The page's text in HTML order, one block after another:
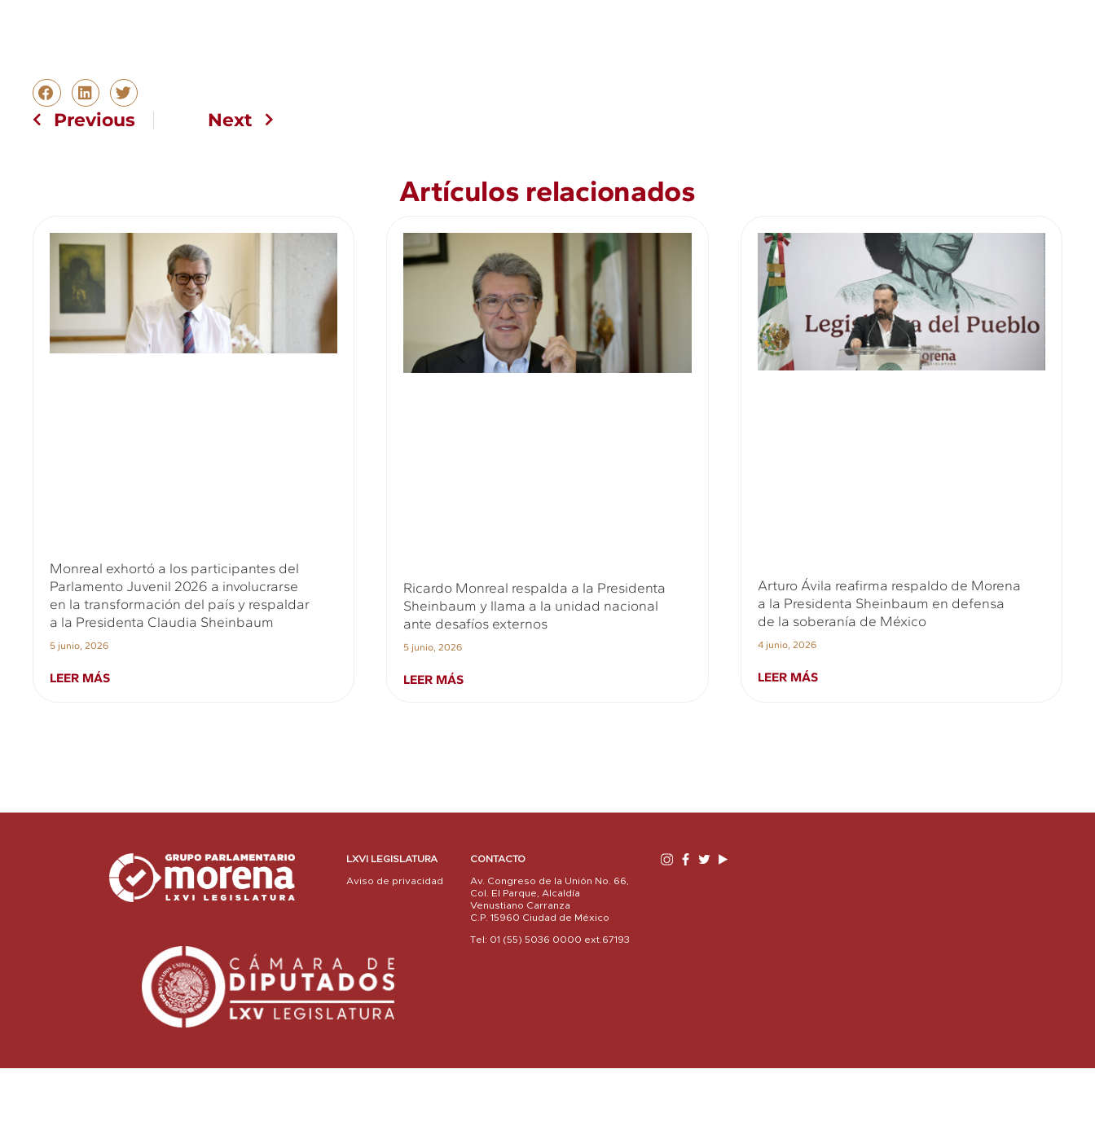
Previous Next
Artículos relacionados
Monreal exhortó a los participantes del
Parlamento Juvenil 2026 a involucrarse
en la transformación del país y respaldar
a la Presidenta Claudia Sheinbaum
5 junio, 2026
LEER MÁS
Ricardo Monreal respalda a la Presidenta
Sheinbaum y llama a la unidad nacional
ante desafíos externos
5 junio, 2026
LEER MÁS
Arturo Ávila reafirma respaldo de Morena
a la Presidenta Sheinbaum en defensa
de la soberanía de México
4 junio, 2026
LEER MÁS
LXVI LEGISLATURA
Aviso de privacidad
CONTACTO
Av. Congreso de la Unión No. 66,
Col. El Parque, Alcaldía
Venustiano Carranza
C.P. 15960 Ciudad de México
Tel: 01 (55) 5036 0000 ext.67193